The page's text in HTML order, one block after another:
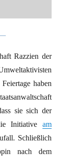
Razzien der
haben
sie sich der
Initiative am
Schließlich
nach dem